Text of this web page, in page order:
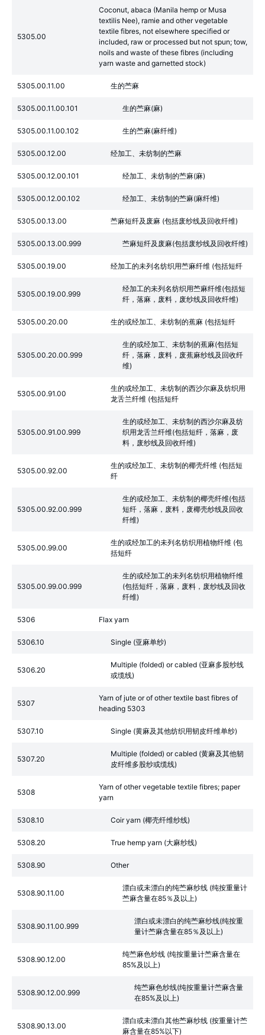
5305.00
Coconut, abaca (Manila hemp or Musa
textilis Nee), ramie and other vegetable
textile fibres, not elsewhere specified or
included, raw or processed but not spun; tow,
noils and waste of these fibres (including
yarn waste and garnetted stock)
5305.00.11.00 生的苎麻
5305.00.11.00.101 生的苎麻(麻)
5305.00.11.00.102 生的苎麻(麻纤维)
5305.00.12.00 经加工、未纺制的苎麻
5305.00.12.00.101 经加工、未纺制的苎麻(麻)
5305.00.12.00.102 经加工、未纺制的苎麻(麻纤维)
5305.00.13.00 苎麻短纤及废麻 (包括废纱线及回收纤维)
5305.00.13.00.999 苎麻短纤及废麻(包括废纱线及回收纤维)
5305.00.19.00 经加工的未列名纺织用苎麻纤维 (包括短纤
5305.00.19.00.999
经加工的未列名纺织用苎麻纤维(包括短
纤，落麻，废料，废纱线及回收纤维)
5305.00.20.00 生的或经加工、未纺制的蕉麻 (包括短纤
5305.00.20.00.999
生的或经加工、未纺制的蕉麻(包括短
纤，落麻，废料，废蕉麻纱线及回收纤
维)
5305.00.91.00
生的或经加工、未纺制的西沙尔麻及纺织用
龙舌兰纤维 (包括短纤
5305.00.91.00.999
生的或经加工、未纺制的西沙尔麻及纺
织用龙舌兰纤维(包括短纤，落麻，废
料，废纱线及回收纤维)
5305.00.92.00
生的或经加工、未纺制的椰壳纤维 (包括短
纤
5305.00.92.00.999
生的或经加工、未纺制的椰壳纤维(包括
短纤，落麻，废料，废椰壳纱线及回收
纤维)
5305.00.99.00
生的或经加工的未列名纺织用植物纤维 (包
括短纤
5305.00.99.00.999
生的或经加工的未列名纺织用植物纤维
(包括短纤，落麻，废料，废纱线及回收
纤维)
5306 Flax yarn
5306.10 Single (亚麻单纱)
5306.20
Multiple (folded) or cabled (亚麻多股纱线
或缆线)
5307
Yarn of jute or of other textile bast fibres of
heading 5303
5307.10 Single (黄麻及其他纺织用韧皮纤维单纱)
5307.20
Multiple (folded) or cabled (黄麻及其他韧
皮纤维多股纱或缆线)
5308
Yarn of other vegetable textile fibres; paper
yarn
5308.10 Coir yarn (椰壳纤维纱线)
5308.20 True hemp yarn (大麻纱线)
5308.90 Other
5308.90.11.00
漂白或未漂白的纯苎麻纱线 (纯按重量计
苎麻含量在85％及以上)
5308.90.11.00.999
漂白或未漂白的纯苎麻纱线(纯按重
量计苎麻含量在85％及以上)
5308.90.12.00
纯苎麻色纱线 (纯按重量计苎麻含量在
85%及以上)
5308.90.12.00.999
纯苎麻色纱线(纯按重量计苎麻含量
在85%及以上)
5308.90.13.00
漂白或未漂白其他苎麻纱线 (按重量计苎
麻含量在85%以下)